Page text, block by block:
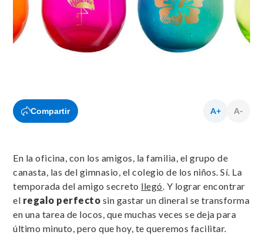
Compartir
En la oficina, con los amigos, la familia, el grupo de
canasta, las del gimnasio, el colegio de los niños. Sí. La
temporada del amigo secreto llegó. Y lograr encontrar
el regalo perfecto sin gastar un dineral se transforma
en una tarea de locos, que muchas veces se deja para
último minuto, pero que hoy, te queremos facilitar.